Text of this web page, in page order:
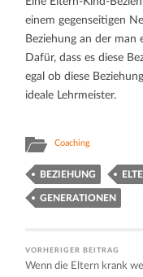
einem gegenseitigen
Beziehung an der man
Dafür, dass es diese
egal ob diese
ideale Lehrmeister.
Coaching
BEZIEHUNG
GENERATIONEN
VORHERIGER BEITRAG
Wenn die Eltern krank